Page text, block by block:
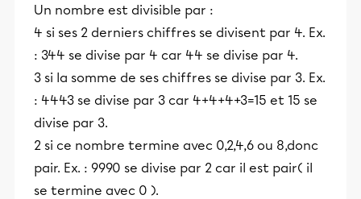
Un nombre est divisible par :
4 si ses 2 derniers chiffres se divisent par 4. Ex.
: 344 se divise par 4 car 44 se divise par 4.
3 si la somme de ses chiffres se divise par 3. Ex.
: 4443 se divise par 3 car 4+4+4+3=15 et 15 se
divise par 3.
2 si ce nombre termine avec 0,2,4,6 ou 8,donc
pair. Ex. : 9990 se divise par 2 car il est pair( il
se termine avec 0 ).